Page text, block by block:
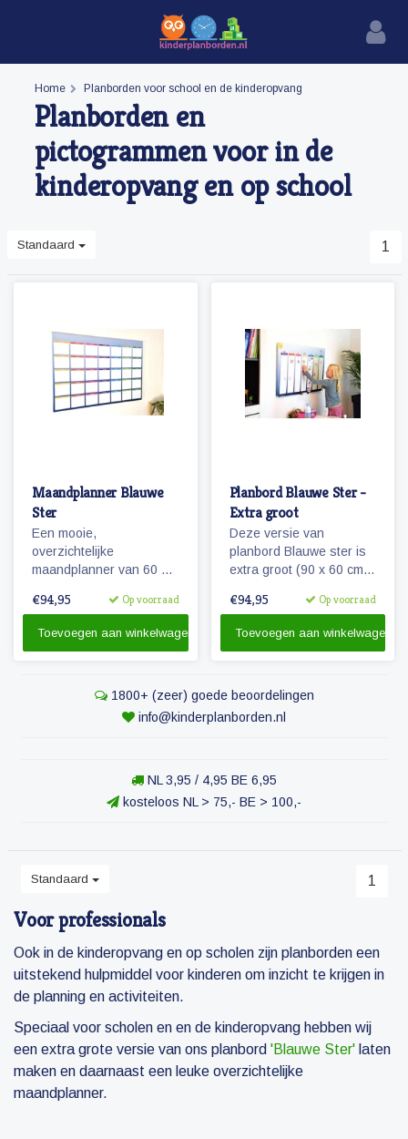
Home Planborden voor school en de kinderopvang
Planborden en
pictogrammen voor in de
kinderopvang en op school
Standaard 1
Maandplanner Blauwe
Ster
Een mooie,
overzichtelijke
maandplanner van 60 x
flexibel in te delen. Te
voor het gezin en/of voor
€94,95 Op voorraad
Toevoegen aan winkelwagen
Planbord Blauwe Ster -
Extra groot
Deze versie van
planbord Blauwe ster is
extra groot (90 x 60 cm)
familieplanbord. Het bord
week, is beschrijfbaar
pictogrammen.
€94,95 Op voorraad
Toevoegen aan winkelwagen
1800+ (zeer) goede beoordelingen
info@kinderplanborden.nl
NL 3,95 / 4,95 BE 6,95
kosteloos NL > 75,- BE > 100,-
Standaard 1
Voor professionals
Ook in de kinderopvang en op scholen zijn planborden een
uitstekend hulpmiddel voor kinderen om inzicht te krijgen in
de planning en activiteiten.
Speciaal voor scholen en en de kinderopvang hebben wij
een extra grote versie van ons planbord 'Blauwe Ster' laten
maken en daarnaast een leuke overzichtelijke
maandplanner.